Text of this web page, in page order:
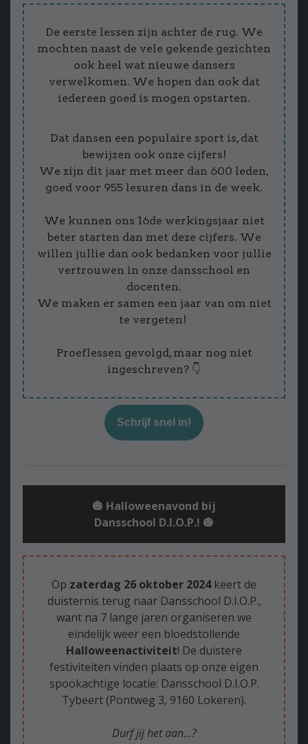
De eerste lessen zijn achter de rug. We
mochten naast de vele gekende gezichten
ook heel wat nieuwe dansers
verwelkomen. We hopen dan ook dat
iedereen goed is mogen opstarten.
Dat dansen een populaire sport is, dat
bewijzen ook onze cijfers!
We zijn dit jaar met meer dan 600 leden,
goed voor 955 lesuren dans in de week.
We kunnen ons 16de werkingsjaar niet
beter starten dan met deze cijfers. We
willen jullie dan ook bedanken voor jullie
vertrouwen in onze dansschool en
docenten.
We maken er samen een jaar van om niet
te vergeten!
Proeflessen gevolgd, maar nog niet
ingeschreven? 👇
Schrijf snel in!
🎃 Halloweenavond bij
Dansschool D.I.O.P.! 🎃
Op zaterdag 26 oktober 2024keert de
duisternis terug naar Dansschool D.I.O.P.,
want na 7 lange jaren organiseren we
eindelijk weer een bloedstollende
Halloweenactiviteit! De duistere
festiviteiten vinden plaats op onze eigen
spookachtige locatie: Dansschool D.I.O.P.
Tybeert (Pontweg 3, 9160 Lokeren).
Durf jij het aan...?